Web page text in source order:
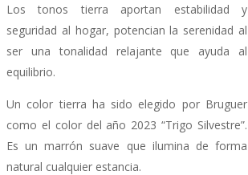
Los tonos tierra aportan estabilidad y
seguridad al hogar, potencian la serenidad al
ser una tonalidad relajante que ayuda al
equilibrio.
Un color tierra ha sido elegido por Bruguer
como el color del año 2023 “Trigo Silvestre”.
Es un marrón suave que ilumina de forma
natural cualquier estancia.